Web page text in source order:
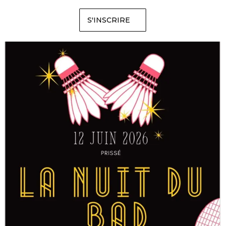
S'INSCRIRE